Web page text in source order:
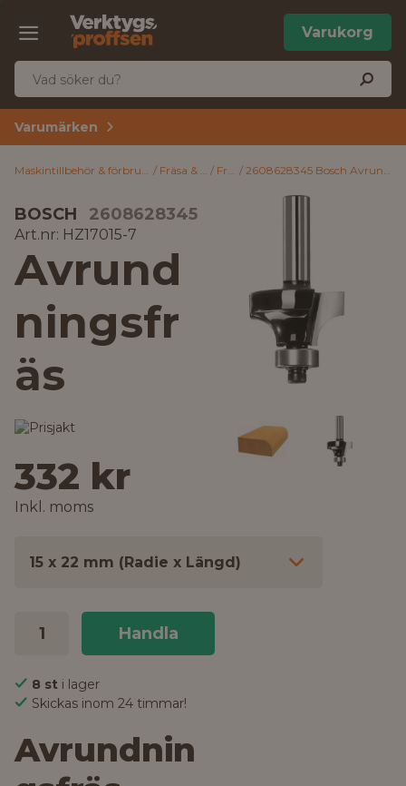
Varukorg
Varumärken
Maskintillbehör & förbrukning Fräsa & hyvla Frässtål 2608628345 Bosch Avrundningsfräs 15 x 22 mm (Radie x Längd)
BOSCH 2608628345
Art.nr: HZ17015-7
Avrund
ningsfr
äs
332 kr
Inkl. moms
15 x 22 mm (Radie x Längd)
Handla
8 st i lager
Skickas inom 24 timmar!
Avrundnin